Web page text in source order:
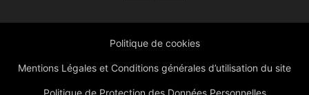
Politique de cookies
Mentions Légales et Conditions générales d’utilisation du site
Politique de Protection des Données Personnelles